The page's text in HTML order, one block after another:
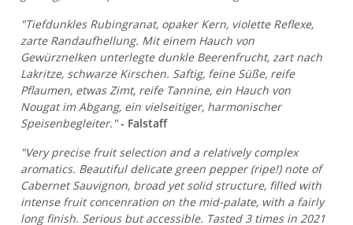
"Tiefdunkles Rubingranat, opaker Kern, violette Reflexe,
zarte Randaufhellung. Mit einem Hauch von
Gewürznelken unterlegte dunkle Beerenfrucht, zart nach
Lakritze, schwarze Kirschen. Saftig, feine Süße, reife
Pflaumen, etwas Zimt, reife Tannine, ein Hauch von
Nougat im Abgang, ein vielseitiger, harmonischer
Speisenbegleiter."- Falstaff
"Very precise fruit selection and a relatively complex
aromatics. Beautiful delicate green pepper (ripe!) note of
Cabernet Sauvignon, broad yet solid structure, filled with
intense fruit concenration on the mid-palate, with a fairly
long finish. Serious but accessible. Tasted 3 times in 2021